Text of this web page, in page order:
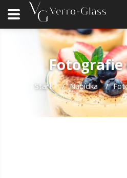
Fotografie
Start / Nabídka /